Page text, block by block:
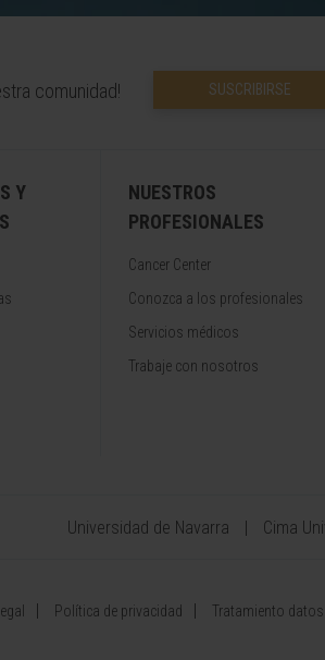
comunidad! SUSCRIBIRSE
Y
NUESTROS
PROFESIONALES
Cancer Center
Conozca a los profesionales
Servicios médicos
Trabaje con nosotros
Universidad de Navarra Cima
Política de privacidad Tratamiento